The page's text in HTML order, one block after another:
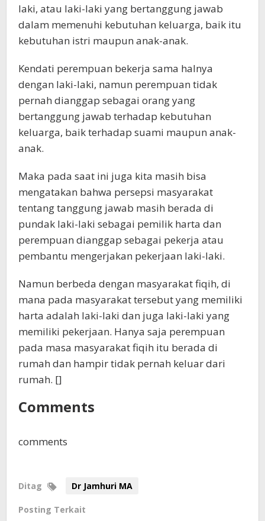
laki, atau laki-laki yang bertanggung jawab
dalam memenuhi kebutuhan keluarga, baik itu
kebutuhan istri maupun anak-anak.
Kendati perempuan bekerja sama halnya
dengan laki-laki, namun perempuan tidak
pernah dianggap sebagai orang yang
bertanggung jawab terhadap kebutuhan
keluarga, baik terhadap suami maupun anak-
anak.
Maka pada saat ini juga kita masih bisa
mengatakan bahwa persepsi masyarakat
tentang tanggung jawab masih berada di
pundak laki-laki sebagai pemilik harta dan
perempuan dianggap sebagai pekerja atau
pembantu mengerjakan pekerjaan laki-laki.
Namun berbeda dengan masyarakat fiqih, di
mana pada masyarakat tersebut yang memiliki
harta adalah laki-laki dan juga laki-laki yang
memiliki pekerjaan. Hanya saja perempuan
pada masa masyarakat fiqih itu berada di
rumah dan hampir tidak pernah keluar dari
rumah. []
Comments
comments
Ditag Dr Jamhuri MA
Posting Terkait